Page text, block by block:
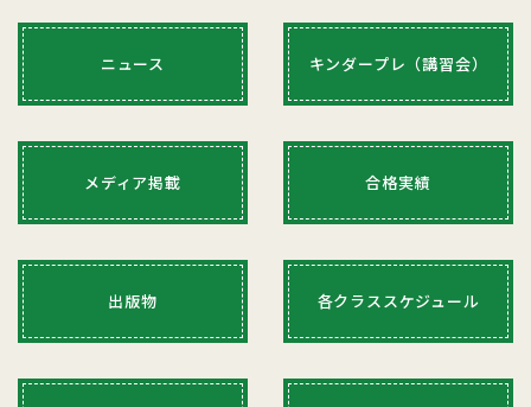
詳細より（PDFにてお知らせをご欄になれます）
もっと見る
合格校報告 国立の学芸の合格もでました
本年度の都内及び近郊の私立校が終了し、国立校の学芸
これで本年度もほぼ、９割の生徒さんが第一志望への合
格がかなったことになりました。いずれも高い競争率の
ニュース キンダープレ（講習会）
メディア掲載 合格実績
出版物 各クラススケジュール